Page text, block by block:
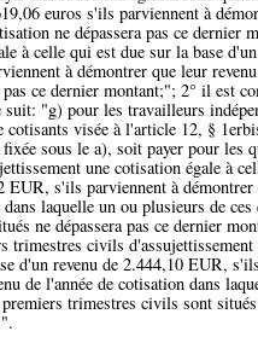
euros s'ils parviennent à
ne dépassera pas ce dernier
à celle qui est due sur la base
à démontrer que leur
pas ce dernier montant;"; 2° il est
"g) pour les travailleurs
cotisants visée à l'article 12, §
sous le a), soit payer pour les
une cotisation égale à
EUR, s'ils parviennent à démontrer
laquelle un ou plusieurs de
ne dépassera pas ce dernier
trimestres civils
d'un revenu de 2.444,10 EUR,
de l'année de cotisation dans
trimestres civils sont situés